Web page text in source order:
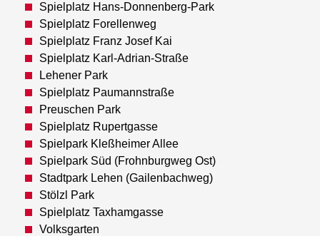
Spielplatz Hans-Donnenberg-Park
Spielplatz Forellenweg
Spielplatz Franz Josef Kai
Spielplatz Karl-Adrian-Straße
Lehener Park
Spielplatz Paumannstraße
Preuschen Park
Spielplatz Rupertgasse
Spielpark Kleßheimer Allee
Spielpark Süd (Frohnburgweg Ost)
Stadtpark Lehen (Gailenbachweg)
Stölzl Park
Spielplatz Taxhamgasse
Volksgarten